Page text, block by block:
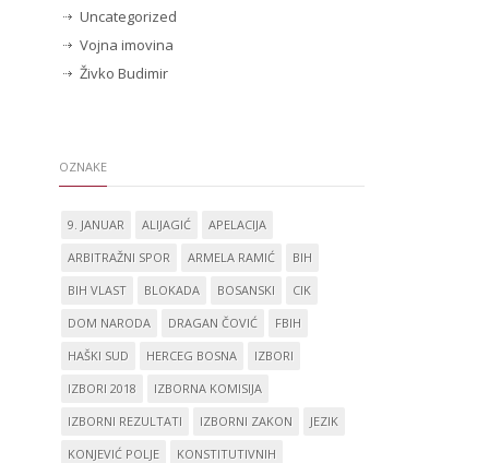
Uncategorized
Vojna imovina
Živko Budimir
OZNAKE
9. JANUAR ALIJAGIĆ
APELACIJA
ARBITRAŽNI SPOR
ARMELA RAMIĆ
BIH
BIH VLAST
BLOKADA BOSANSKI
CIK
DOM NARODA
DRAGAN ČOVIĆ
FBIH
HAŠKI SUD
HERCEG BOSNA
IZBORI
IZBORI 2018
IZBORNA KOMISIJA
IZBORNI REZULTATI
IZBORNI ZAKON
JEZIK
KONJEVIĆ POLJE
KONSTITUTIVNIH